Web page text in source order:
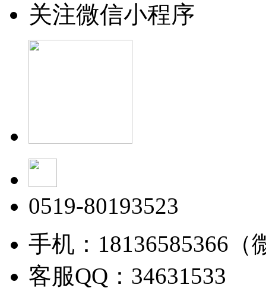
关注微信小程序
0519-80193523
手机：18136585366（
客服QQ：34631533